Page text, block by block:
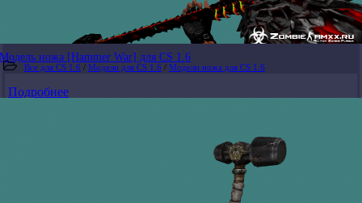
Модель ножа [Hammer War] для CS 1.6
Все для CS 1.6 / Модели для CS 1.6 / Модели ножа для CS 1.6
Подробнее